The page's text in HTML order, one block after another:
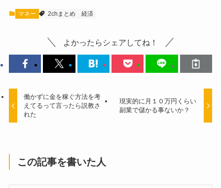
マネー 2chまとめ 経済
よかったらシェアしてね！
働かずに金を稼ぐ方法を考
えてるって言ったら説教さ
れた
現実的に月１０万円くらい
副業で儲かる事ないか？
この記事を書いた人